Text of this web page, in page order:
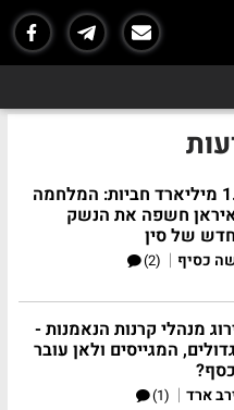
1.4 מיליארד חביות: המלחמה
חשפה את הנשק
של סין
כסיף |
(2)
מנהלי קרנות הנאמנות -
המגייסים ולאן עובר
ארד |
(1)